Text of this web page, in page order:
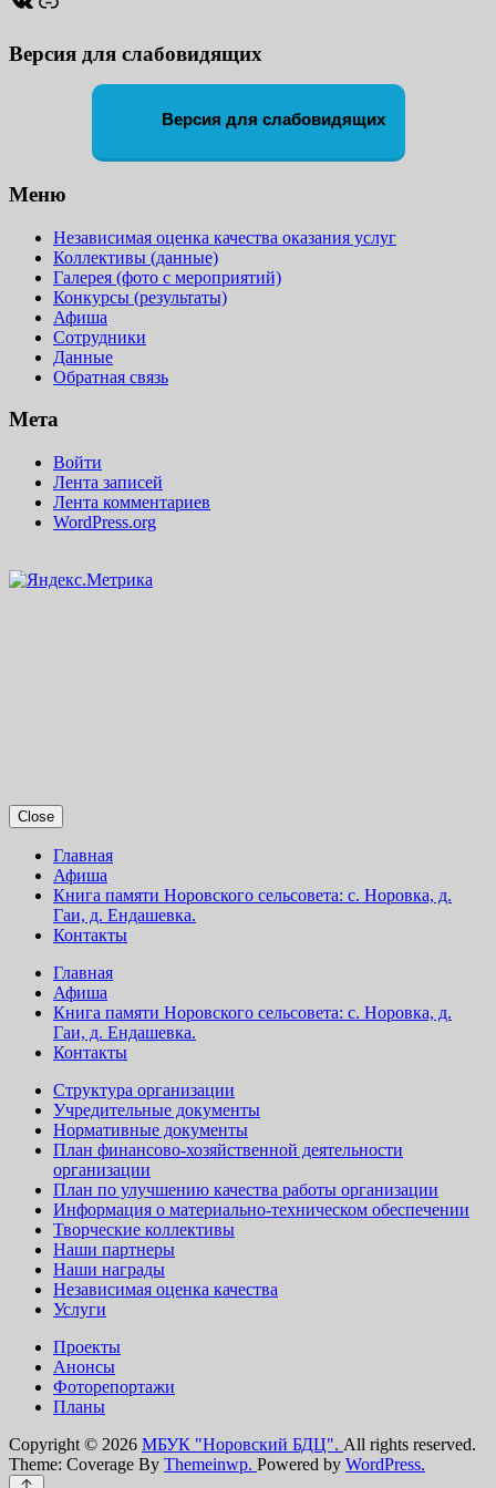
Версия для слабовидящих
Версия для слабовидящих
Меню
Независимая оценка качества оказания услуг
Коллективы (данные)
Галерея (фото с мероприятий)
Конкурсы (результаты)
Афиша
Сотрудники
Данные
Обратная связь
Мета
Войти
Лента записей
Лента комментариев
WordPress.org
Close
Главная
Афиша
Книга памяти Норовского сельсовета: с. Норовка, д.
Гаи, д. Ендашевка.
Контакты
Главная
Афиша
Книга памяти Норовского сельсовета: с. Норовка, д.
Гаи, д. Ендашевка.
Контакты
Структура организации
Учредительные документы
Нормативные документы
План финансово-хозяйственной деятельности
организации
План по улучшению качества работы организации
Информация о материально-техническом обеспечении
Творческие коллективы
Наши партнеры
Наши награды
Независимая оценка качества
Услуги
Проекты
Анонсы
Фоторепортажи
Планы
Copyright © 2026 МБУК "Норовский БДЦ". All rights reserved.
Theme: Coverage By Themeinwp. Powered by WordPress.